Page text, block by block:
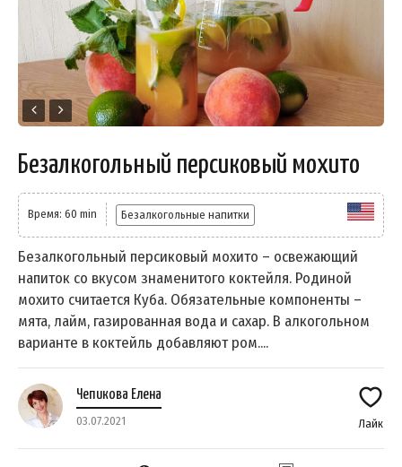
Безалкогольный персиковый мохито
Время: 60 min Безалкогольные напитки
Безалкогольный персиковый мохито – освежающий
напиток со вкусом знаменитого коктейля. Родиной
мохито считается Куба. Обязательные компоненты –
мята, лайм, газированная вода и сахар. В алкогольном
варианте в коктейль добавляют ром....
Чепикова Елена
03.07.2021 Лайк